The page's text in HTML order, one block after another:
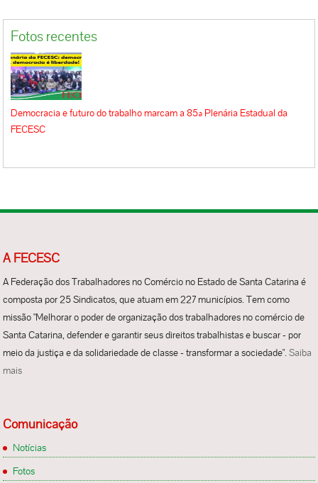
Fotos recentes
Democracia e futuro do trabalho marcam a 85ª Plenária Estadual da
FECESC
A FECESC
A Federação dos Trabalhadores no Comércio no Estado de Santa Catarina é
composta por 25 Sindicatos, que atuam em 227 municípios. Tem como
missão "Melhorar o poder de organização dos trabalhadores no comércio de
Santa Catarina, defender e garantir seus direitos trabalhistas e buscar - por
meio da justiça e da solidariedade de classe - transformar a sociedade".Saiba
mais
Comunicação
Notícias
Fotos